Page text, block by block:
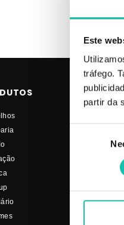
Este
tráfego.
partir da